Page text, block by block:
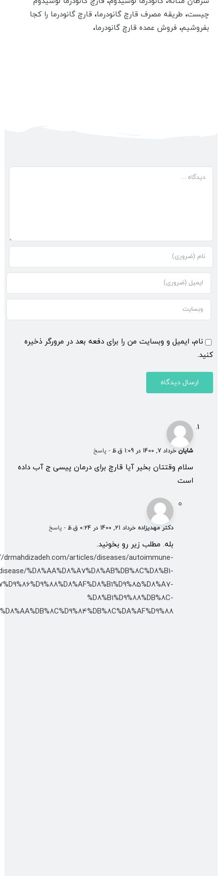
چیست،‌طریقه مصرف قارچ گانودرما، قارچ گانودرما را کجا
بفروشیم، فروش عمده قارچ گانودرما،
شایانخرداد 7, 1400 در 1:09 ق.ظ - پاسخ
سلام وقتتان بخیر آیا قارچ برای درمان پیسی ج آب داده
است
دکتر مهدیزاده خرداد 21, 1400 در 0:24 ق.ظ - پاسخ
بله. مطلب زیر رو بخونید.
articles/diseases/autoimmune-
%D8%AA%D8%A7%D8%AB%DB%8C%D8%B1-
%D8%B1%D9%88%DB%8C-
دیدگاه
نام، ایمیل و وبسایت من را برای دفعه بعد در مرورگر ذخیره
کنید.